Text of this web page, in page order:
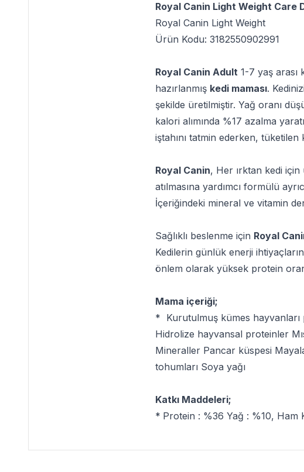
Royal Canin Light Weight Care
Royal Canin Light Weight
Ürün Kodu: 3182550902991
Royal Canin Adult 1-7 yaş arası
hazırlanmış kedi maması.
şekilde üretilmiştir. Yağ oranı
kalori alımında %17 azalma
iştahını tatmin ederken,
Royal Canin, Her ırktan kedi
atılmasına yardımcı formülü
İçeriğindeki mineral ve vitamin
Sağlıklı beslenme için Royal
Kedilerin günlük enerji
önlem olarak yüksek protein
Mama içeriği;
* Kurutulmuş kümes hayvanları
Hidrolize hayvansal proteinler
Mineraller Pancar küspesi
tohumları Soya yağı
Katkı Maddeleri;
* Protein : %36 Yağ : %10, Ham